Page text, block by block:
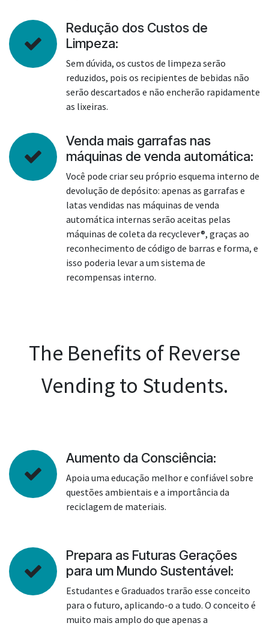
Redução dos Custos de
Limpeza:
Sem dúvida, os custos de limpeza serão
reduzidos, pois os recipientes de bebidas não
serão descartados e não encherão rapidamente
as lixeiras.
Venda mais garrafas nas
máquinas de venda automática:
Você pode criar seu próprio esquema interno de
devolução de depósito: apenas as garrafas e
latas vendidas nas máquinas de venda
automática internas serão aceitas pelas
máquinas de coleta da recyclever®, graças ao
reconhecimento de código de barras e forma, e
isso poderia levar a um sistema de
recompensas interno.
The Benefits of Reverse
Vending to Students.
Aumento da Consciência:
Apoia uma educação melhor e confiável sobre
questões ambientais e a importância da
reciclagem de materiais.
Prepara as Futuras Gerações
para um Mundo Sustentável:
Estudantes e Graduados trarão esse conceito
para o futuro, aplicando-o a tudo. O conceito é
muito mais amplo do que apenas a